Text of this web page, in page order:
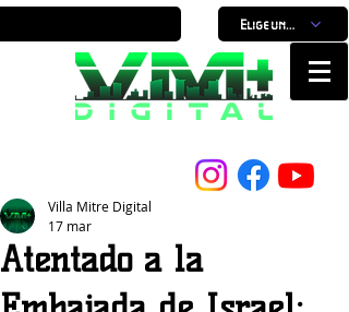
Elige un horario
Atentado a la
Villa Mitre Digital
17 mar